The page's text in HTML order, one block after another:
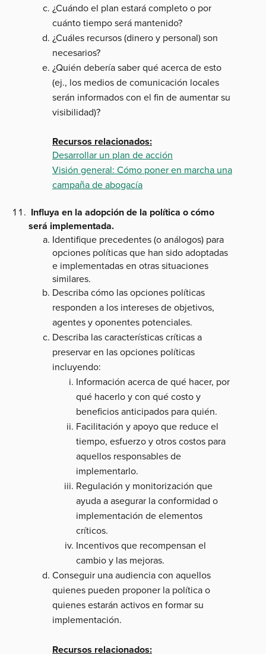
¿Cuándo el plan estará completo o por
cuánto tiempo será mantenido?
¿Cuáles recursos (dinero y personal) son
necesarios?
¿Quién debería saber qué acerca de esto
(ej., los medios de comunicación locales
serán informados con el fin de aumentar su
visibilidad)?
Recursos relacionados:
Desarrollar un plan de acción
Visión general: Cómo poner en marcha una
campaña de abogacía
Influya en la adopción de la política o cómo
será implementada.
Identifique precedentes (o análogos) para
opciones políticas que han sido adoptadas
e implementadas en otras situaciones
similares.
Describa cómo las opciones políticas
responden a los intereses de objetivos,
agentes y oponentes potenciales.
Describa las características críticas a
preservar en las opciones políticas
incluyendo:
Información acerca de qué hacer, por
qué hacerlo y con qué costo y
beneficios anticipados para quién.
Facilitación y apoyo que reduce el
tiempo, esfuerzo y otros costos para
aquellos responsables de
implementarlo.
Regulación y monitorización que
ayuda a asegurar la conformidad o
implementación de elementos
críticos.
Incentivos que recompensan el
cambio y las mejoras.
Conseguir una audiencia con aquellos
quienes pueden proponer la política o
quienes estarán activos en formar su
implementación.
Recursos relacionados: